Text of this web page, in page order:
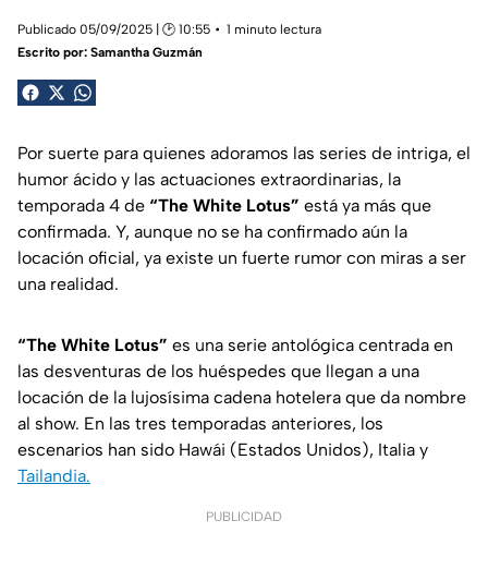
Publicado 05/09/2025 | 🕑 10:55
1 minuto lectura
Escrito por: Samantha Guzmán
Por suerte para quienes adoramos las series de intriga, el
humor ácido y las actuaciones extraordinarias, la
temporada 4 de “The White Lotus” está ya más que
confirmada. Y, aunque no se ha confirmado aún la
locación oficial, ya existe un fuerte rumor con miras a ser
una realidad.
“The White Lotus” es una serie antológica centrada en
las desventuras de los huéspedes que llegan a una
locación de la lujosísima cadena hotelera que da nombre
al show. En las tres temporadas anteriores, los
escenarios han sido Hawái (Estados Unidos), Italia y
Tailandia.
PUBLICIDAD